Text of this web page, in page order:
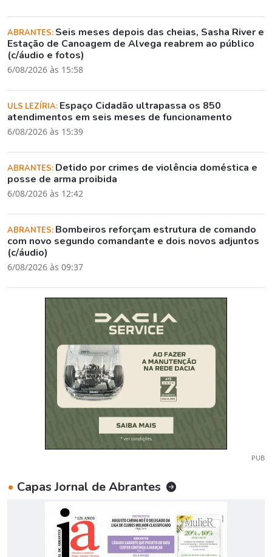
ABRANTES: Seis meses depois das cheias, Sasha River e
Estação de Canoagem de Alvega reabrem ao público
(c/áudio e fotos)
6/08/2026 às 15:58
ULS LEZÍRIA: Espaço Cidadão ultrapassa os 850
atendimentos em seis meses de funcionamento
6/08/2026 às 15:39
ABRANTES: Detido por crimes de violência doméstica e
posse de arma proibida
6/08/2026 às 12:42
ABRANTES: Bombeiros reforçam estrutura de comando
com novo segundo comandante e dois novos adjuntos
(c/áudio)
6/08/2026 às 09:37
PUB
• Capas Jornal de Abrantes